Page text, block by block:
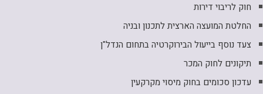
חוק לריבוי דירות
החלטת המועצה הארצית לתכנון ובניה
צעד נוסף בייעול הבירוקרטיה בתחום הנדל"ן
תיקונים לחוק המכר
עדכון סכומים בחוק מיסוי מקרקעין